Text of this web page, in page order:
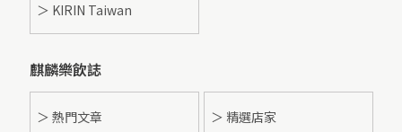
＞ KIRIN Taiwan
麒麟樂飲誌
＞ 熱門文章 ＞ 精選店家